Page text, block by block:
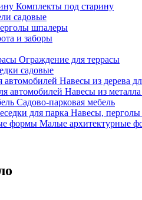
Комплекты под старину
садовые
шпалеры
и заборы
Ограждение для террасы
садовые
Навесы из дерева
Навесы из
Садово-парковая мебель
Навесы, перголы
Малые архитектурные